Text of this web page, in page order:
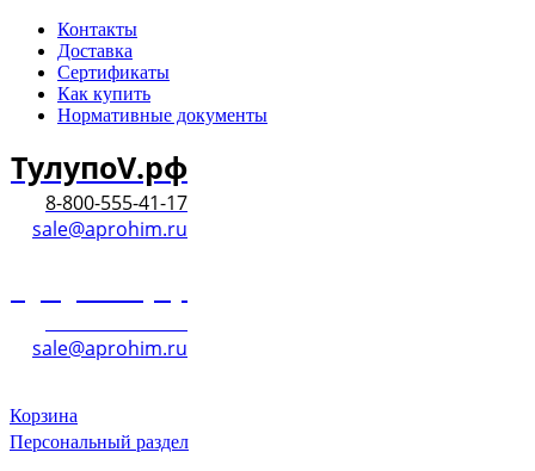
Контакты
Доставка
Сертификаты
Как купить
Нормативные документы
ТулупоV.рф
8-800-555-41-17
sale@aprohim.ru
sale@aprohim.ru
Корзина
Персональный раздел